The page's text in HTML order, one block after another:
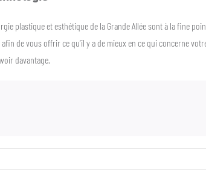
plastique et esthétique de la Grande Allée sont à la fine
de vous offrir ce qu’il y a de mieux en ce qui concerne
davantage.